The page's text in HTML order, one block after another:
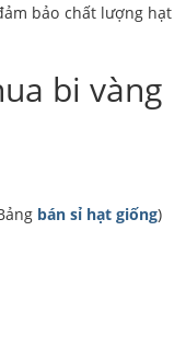
bảo chất lượng hạt
bi vàng
bán sỉ hạt giống)